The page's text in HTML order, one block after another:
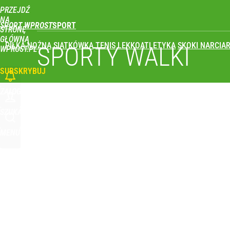
PRZEJDŹ
NA
STRONĘ
GŁÓWNĄ
WPROST.PL
SPORT WPROST
PIŁKA NOŻNA SIATKÓWKA TENIS LEKKOATLETYKA SKOKI
SUBSKRYBUJ
Nikola Grbić w nowym „wcieleniu” w Polsce.
SPORTY WALKI